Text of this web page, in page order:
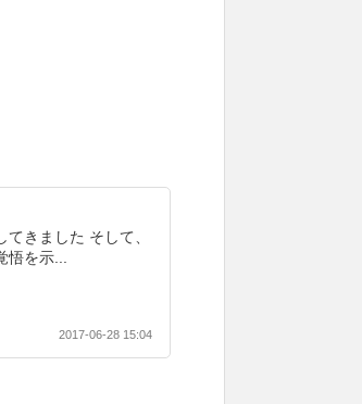
きました そして、
を示...
2017-06-28 15:04